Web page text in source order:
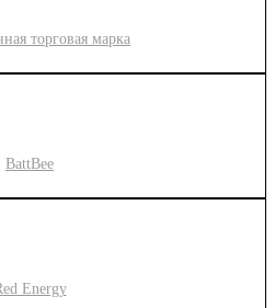
торговая марка
BattBee
Energy